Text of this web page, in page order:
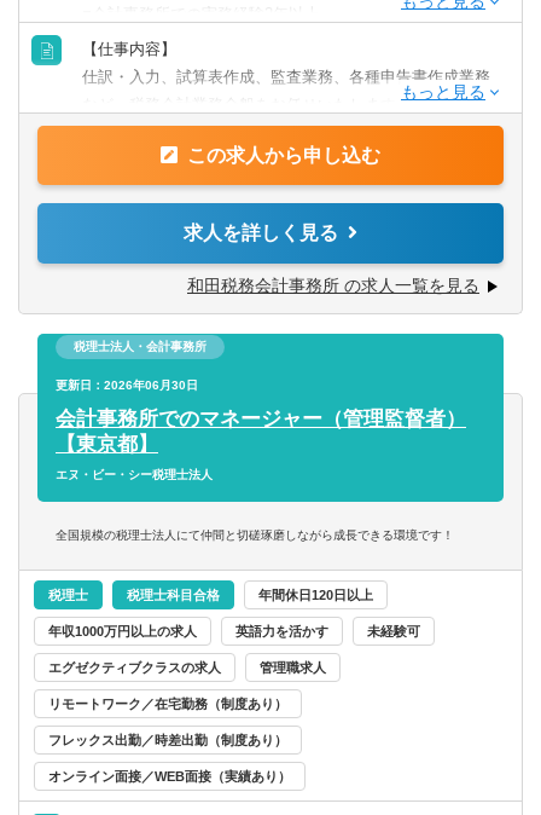
【歓迎要件】
■資産税を勉強している方
■税理士有資格者
※実務経験が浅くても一度ご相談ください！
【仕事内容】
仕訳・入力、試算表作成、監査業務、各種申告書作成業務
など、税務会計業務全般をお任せいたします。
★その他、資産税関連のご依頼をいただくことが多く、経
験・意欲に応じて株価算定、相続・事業承継関連業務に携
※使用ソフト：JDL・勘定奉行・弥生
ご入所後は、経験やスキルに応じて業務に携わっていただ
きます。一人前になれば、およそ15件ほどの担当をお任せ
いたします。
仕訳・入力から決算・申告書の作成、巡回監査といった一
す！
この求人から申し込む
求人を詳しく見る
和田税務会計事務所 の求人一覧を見る
税理士法人・会計事務所
更新日：2026年06月30日
会計事務所でのマネージャー（管理監督者）
【東京都】
エヌ・ビー・シー税理士法人
全国規模の税理士法人にて仲間と切磋琢磨しながら成長できる環境です！
税理士 税理士科目合格 年間休日120日以上
年収1000万円以上の求人 英語力を活かす 未経験可
エグゼクティブクラスの求人 管理職求人
リモートワーク／在宅勤務（制度あり）
フレックス出勤／時差出勤（制度あり）
オンライン面接／WEB面接（実績あり）
税理士
税理士科目合格
日商簿記検定1級
日商簿記検定2級
日商簿記検定3級
会計事務所・税理士法人
コンサルティングファーム
事業会社
金融機関
北海道・東北
北海道
岩手県 宮城県
秋田県 山形県
福島県
関東
茨城県
コンサルタント／監査法人／士業関連
すべて選択する
戦略・業務・会計コンサルタント
経営・戦略コンサルタント
財務・会計・税務コンサルタント
人事・組織コンサルタント
その他（コンサルタント）